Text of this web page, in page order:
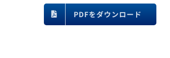
PDFをダウンロード